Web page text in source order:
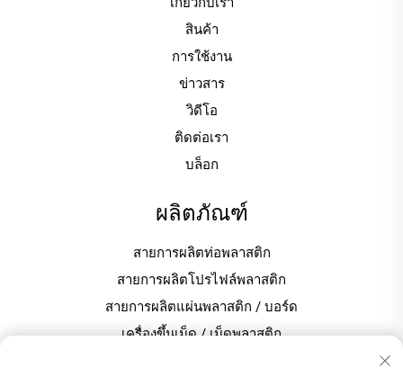
สินค้า
การใช้งาน
ข่าวสาร
วิดีโอ
ติดต่อเรา
บล็อก
ผลิตภัณฑ์
สายการผลิตท่อพลาสติก
สายการผลิตโปรไฟล์พลาสติก
สายการผลิตแผ่นพลาสติก / บอร์ด
เครื่องขึ้นเม็ด / เม็ดพลาสติก